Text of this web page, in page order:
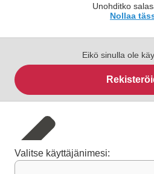
Unohditko
Nollaa
Eikö sinulla ole
Valitse käyttäjänimesi: